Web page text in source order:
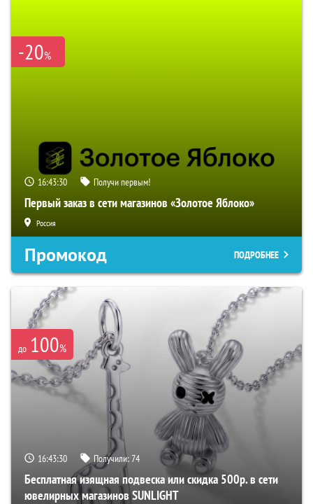
-20%
16:43:28 Получи первым!
Первый заказ в сети магазинов «Золотое Яблоко»
Россия
Промокод ПОДРОБНЕЕ
до 100%
16:43:28 Получили:74
Бесплатная изящная подвеска или скидка 500р. в сети
ювелирных магазинов SUNLIGHT